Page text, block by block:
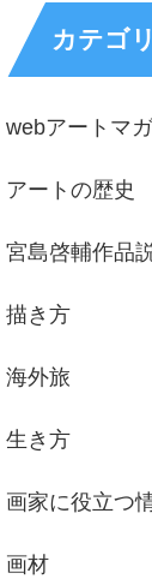
カテゴ
webアートマ
アートの歴史
宮島啓輔作品
描き方
海外旅
生き方
画家に役立つ
画材